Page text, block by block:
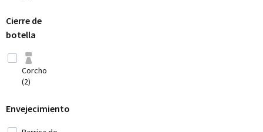
Estados
Unidos (12)
(12)
Georgia (1)
Grecia
(14)
Cierre de
botella
Corcho
(2)
Envejecimiento